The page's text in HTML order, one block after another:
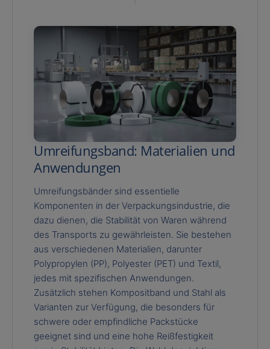
Umreifungsband: Materialien und
Anwendungen
Umreifungsbänder sind essentielle
Komponenten in der Verpackungsindustrie, die
dazu dienen, die Stabilität von Waren während
des Transports zu gewährleisten. Sie bestehen
aus verschiedenen Materialien, darunter
Polypropylen (PP), Polyester (PET) und Textil,
jedes mit spezifischen Anwendungen.
Zusätzlich stehen Kompositband und Stahl als
Varianten zur Verfügung, die besonders für
schwere oder empfindliche Packstücke
geeignet sind und eine hohe Reißfestigkeit